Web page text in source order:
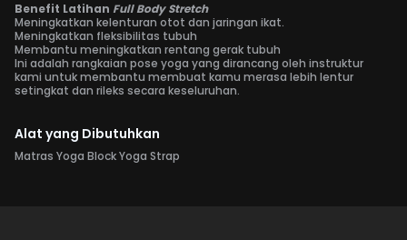
Benefit Latihan Full Body Stretch
Meningkatkan kelenturan otot dan jaringan ikat.
Meningkatkan fleksibilitas tubuh
Membantu meningkatkan rentang gerak tubuh
Ini adalah rangkaian pose yoga yang dirancang oleh instruktur
kami untuk membantu membuat kamu merasa lebih lentur
setingkat dan rileks secara keseluruhan.
Alat yang Dibutuhkan
Matras Yoga Block Yoga Strap